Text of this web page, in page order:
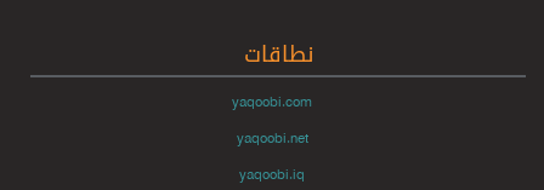
نطاقات
yaqoobi.com
yaqoobi.net
yaqoobi.iq